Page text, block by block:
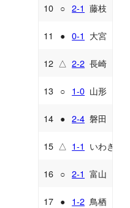
10 ○ 2-1 藤枝
11 ● 0-1 大宮
12 △ 2-2 長崎
13 ○ 1-0 山形
14 ● 2-4 磐田
15 △ 1-1 いわき
16 ○ 2-1 富山
17 ● 1-2 鳥栖